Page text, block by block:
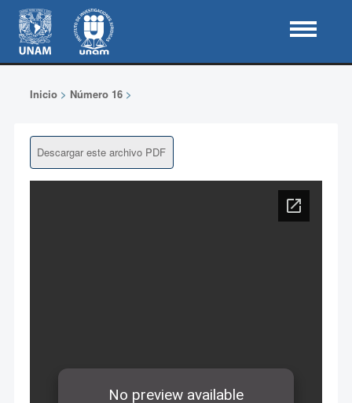
Inicio> Número 16>
Descargar este archivo PDF